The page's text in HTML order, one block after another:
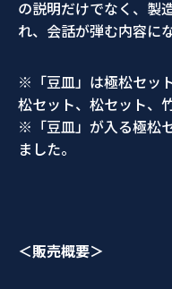
の説明だけでなく、製
れ、会話が弾む内容に
※「豆皿」は極松セッ
松セット、松セット、
※「豆皿」が入る極松
ました。
＜販売概要＞